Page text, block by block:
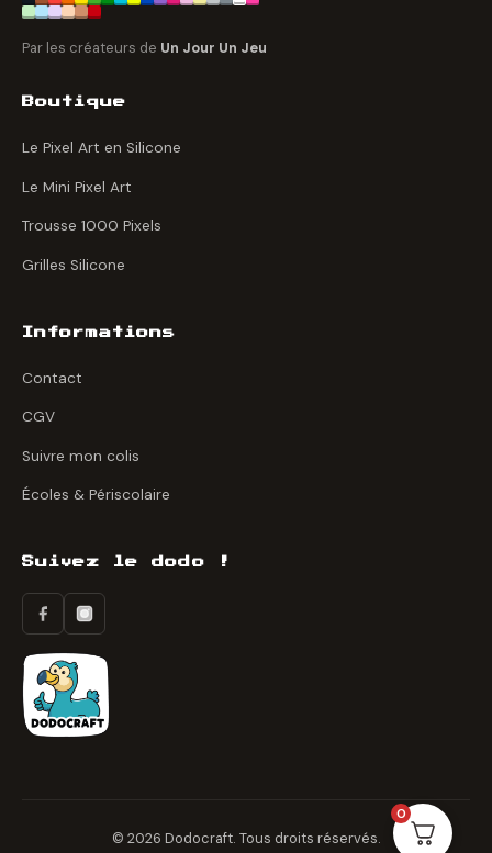
Par les créateurs de Un Jour Un Jeu
Boutique
Le Pixel Art en Silicone
Le Mini Pixel Art
Trousse 1000 Pixels
Grilles Silicone
Informations
Contact
CGV
Suivre mon colis
Écoles & Périscolaire
Suivez le dodo !
© 2026 Dodocraft. Tous droits réservés.
0